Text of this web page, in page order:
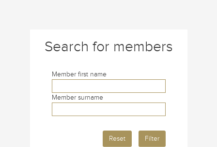
Search for members
Member first name
Member surname
Reset Filter